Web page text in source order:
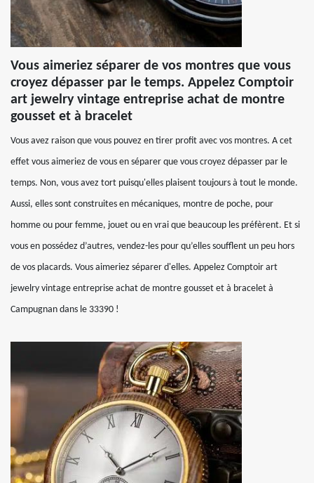
Vous aimeriez séparer de vos montres que vous
croyez dépasser par le temps. Appelez Comptoir
art jewelry vintage entreprise achat de montre
gousset et à bracelet
Vous avez raison que vous pouvez en tirer profit avec vos montres. A cet
effet vous aimeriez de vous en séparer que vous croyez dépasser par le
temps. Non, vous avez tort puisqu'elles plaisent toujours à tout le monde.
Aussi, elles sont construites en mécaniques, montre de poche, pour
homme ou pour femme, jouet ou en vrai que beaucoup les préfèrent. Et si
vous en possédez d’autres, vendez-les pour qu’elles soufflent un peu hors
de vos placards. Vous aimeriez séparer d'elles. Appelez Comptoir art
jewelry vintage entreprise achat de montre gousset et à bracelet à
Campugnan dans le 33390 !